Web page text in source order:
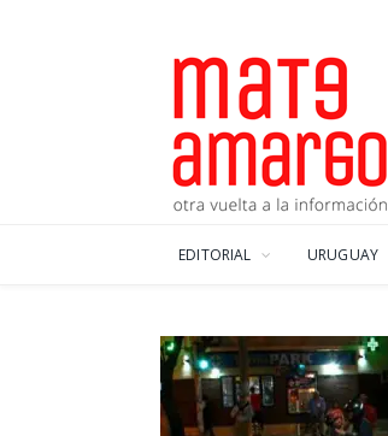
EDITORIAL URUGUAY